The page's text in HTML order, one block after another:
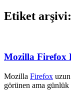
Etiket
Mozilla Firefox
Mozilla Firefox
görünen ama